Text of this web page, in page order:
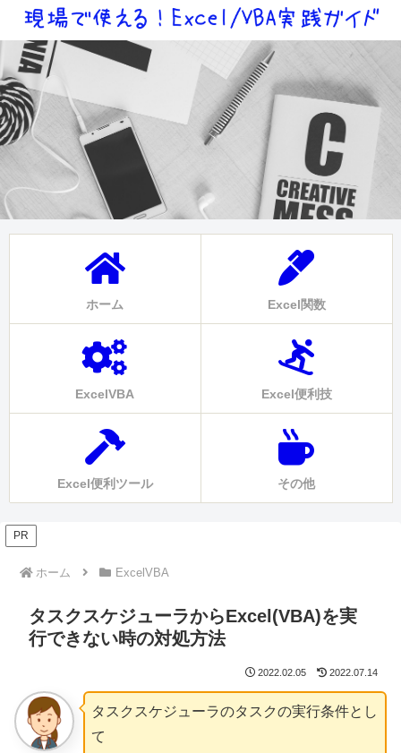
ホーム Excel関数
ExcelVBA Excel便利技
Excel便利ツール その他
PR
ホーム ExcelVBA
タスクスケジューラからExcel(VBA)を実
行できない時の対処方法
2022.02.05 2022.07.14
タスクスケジューラのタスクの実行条件とし
て